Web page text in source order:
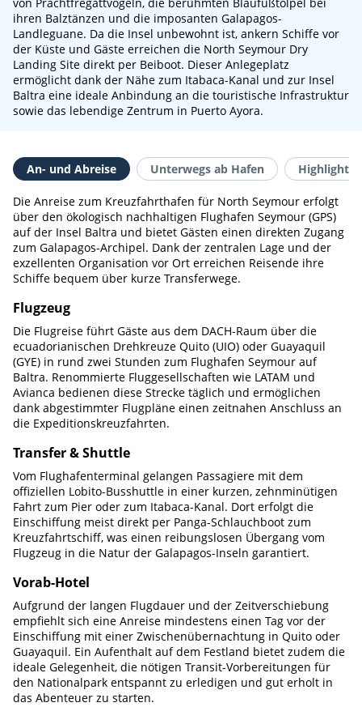
ihren Balztänzen und die imposanten Galapagos-
Landleguane. Da die Insel unbewohnt ist, ankern Schiffe vor
der Küste und Gäste erreichen die North Seymour Dry
Landing Site direkt per Beiboot. Dieser Anlegeplatz
ermöglicht dank der Nähe zum Itabaca-Kanal und zur Insel
Baltra eine ideale Anbindung an die touristische Infrastruktur
sowie das lebendige Zentrum in Puerto Ayora.
An- und Abreise Unterwegs ab Hafen Highlights
Die Anreise zum Kreuzfahrthafen für North Seymour erfolgt
über den ökologisch nachhaltigen Flughafen Seymour (GPS)
auf der Insel Baltra und bietet Gästen einen direkten Zugang
zum Galapagos-Archipel. Dank der zentralen Lage und der
exzellenten Organisation vor Ort erreichen Reisende ihre
Schiffe bequem über kurze Transferwege.
Flugzeug
Die Flugreise führt Gäste aus dem DACH-Raum über die
ecuadorianischen Drehkreuze Quito (UIO) oder Guayaquil
(GYE) in rund zwei Stunden zum Flughafen Seymour auf
Baltra. Renommierte Fluggesellschaften wie LATAM und
Avianca bedienen diese Strecke täglich und ermöglichen
dank abgestimmter Flugpläne einen zeitnahen Anschluss an
die Expeditionskreuzfahrten.
Transfer & Shuttle
Vom Flughafenterminal gelangen Passagiere mit dem
offiziellen Lobito-Busshuttle in einer kurzen, zehnminütigen
Fahrt zum Pier oder zum Itabaca-Kanal. Dort erfolgt die
Einschiffung meist direkt per Panga-Schlauchboot zum
Kreuzfahrtschiff, was einen reibungslosen Übergang vom
Flugzeug in die Natur der Galapagos-Inseln garantiert.
Vorab-Hotel
Aufgrund der langen Flugdauer und der Zeitverschiebung
empfiehlt sich eine Anreise mindestens einen Tag vor der
Einschiffung mit einer Zwischenübernachtung in Quito oder
Guayaquil. Ein Aufenthalt auf dem Festland bietet zudem die
ideale Gelegenheit, die nötigen Transit-Vorbereitungen für
den Nationalpark entspannt zu erledigen und gut erholt in
das Abenteuer zu starten.